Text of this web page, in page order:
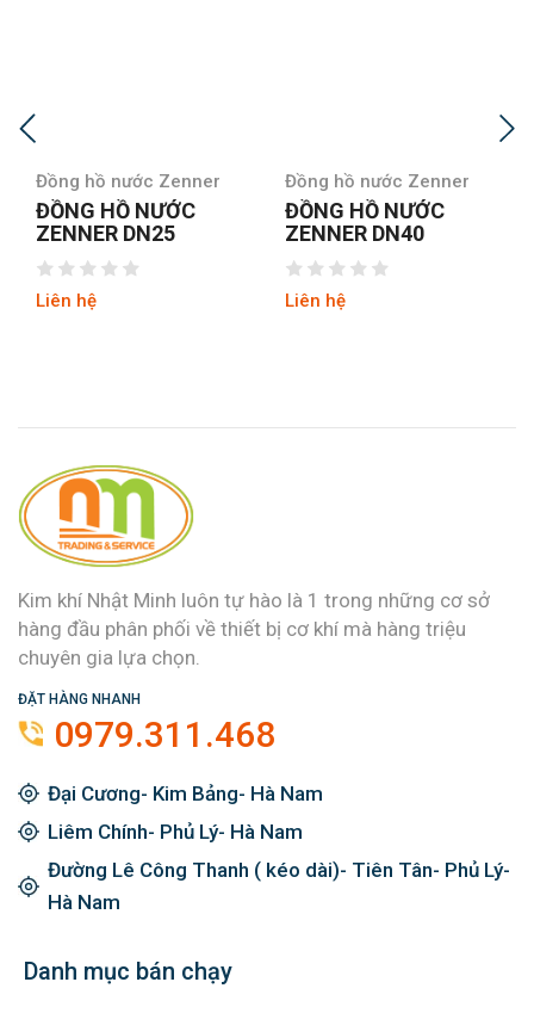
Đồng hồ nước Zenner
ĐỒNG HỒ NƯỚC
ZENNER DN40
Liên hệ
Đồng hồ nước Zenner
ĐỒNG HỒ NƯỚC
ZENNER WPH-N50
Liên hệ
Kim khí Nhật Minh luôn tự hào là 1 trong những cơ sở
hàng đầu phân phối về thiết bị cơ khí mà hàng triệu
chuyên gia lựa chọn.
ĐẶT HÀNG NHANH
0979.311.468
Đại Cương- Kim Bảng- Hà Nam
Liêm Chính- Phủ Lý- Hà Nam
Đường Lê Công Thanh ( kéo dài)- Tiên Tân- Phủ Lý-
Hà Nam
Danh mục bán chạy